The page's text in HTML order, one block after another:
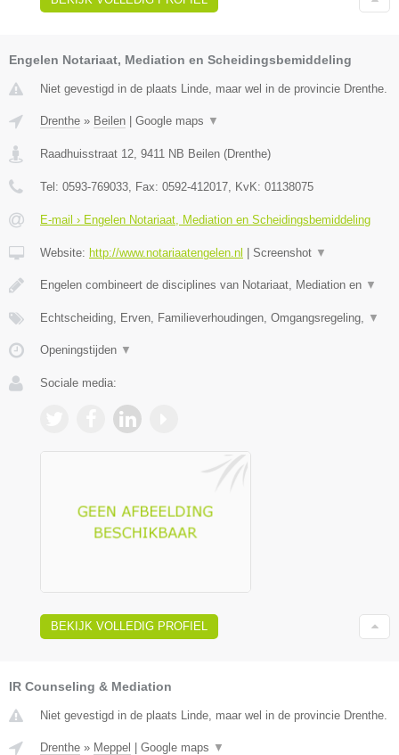
Engelen Notariaat, Mediation en Scheidingsbemiddeling
Niet gevestigd in de plaats Linde, maar wel in de provincie Drenthe.
Drenthe » Beilen Google maps ▼
Raadhuisstraat 12, 9411 NB Beilen (Drenthe)
Tel: 0593-769033, Fax: 0592-412017, KvK: 01138075
E-mail › Engelen Notariaat, Mediation en Scheidingsbemiddeling
Website: http://www.notariaatengelen.nl Screenshot ▼
Engelen combineert de disciplines van Notariaat, Mediation en ▼
Echtscheiding, Erven, Familieverhoudingen, Omgangsregeling, ▼
Openingstijden ▼
Sociale media:
BEKIJK VOLLEDIG PROFIEL
IR Counseling & Mediation
Niet gevestigd in de plaats Linde, maar wel in de provincie Drenthe.
Drenthe » Meppel Google maps ▼